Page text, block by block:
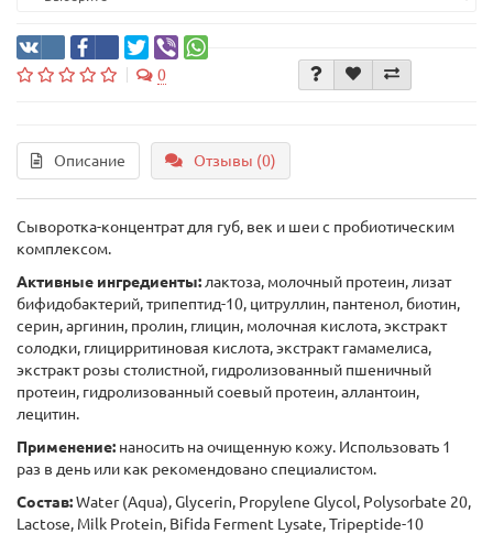
0
Описание Отзывы (0)
Сыворотка-концентрат для губ, век и шеи с пробиотическим
комплексом.
Активные ингредиенты: лактоза, молочный протеин, лизат
бифидобактерий, трипептид-10, цитруллин, пантенол, биотин,
серин, аргинин, пролин, глицин, молочная кислота, экстракт
солодки, глицирритиновая кислота, экстракт гамамелиса,
экстракт розы столистной, гидролизованный пшеничный
протеин, гидролизованный соевый протеин, аллантоин,
лецитин.
Применение: наносить на очищенную кожу. Использовать 1
раз в день или как рекомендовано специалистом.
Состав:Water (Aqua), Glycerin, Propylene Glycol, Polysorbate 20,
Lactose, Milk Protein, Bifida Ferment Lysate, Tripeptide-10